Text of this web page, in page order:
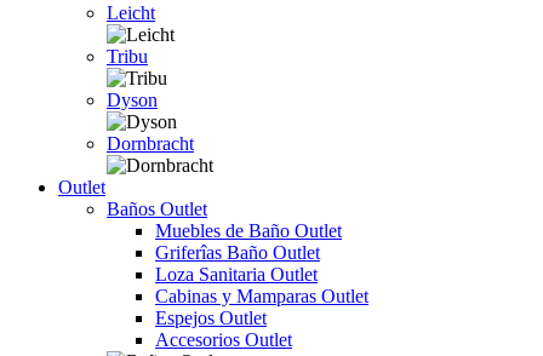
Leicht
Tribu
Dyson
Dornbracht
Outlet
Baños Outlet
Muebles de Baño Outlet
Griferîas Baño Outlet
Loza Sanitaria Outlet
Cabinas y Mamparas Outlet
Espejos Outlet
Accesorios Outlet